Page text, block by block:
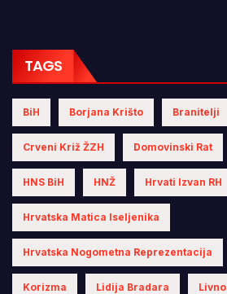
TAGS
BiH Borjana Krišto Branitelji
Crveni Križ ŽZH Domovinski Rat
HNS BiH HNŽ Hrvati Izvan RH
Hrvatska Matica Iseljenika
Hrvatska Nogometna Reprezentacija
Korizma Lidija Bradara Livno